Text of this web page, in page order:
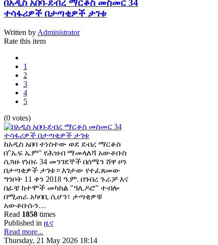
በአዲስ አበባ-ደብረ ማርቆስ መስመር 34
ተሳፋሪዎች በታጣቂዎች ታገቱ
Written by Administrator
Rate this item
1
2
3
4
5
(0 votes)
ከአዲስ አበባ ተነስተው ወደ ደብረ ማርቆስ
በ"ኤፍ ኤም" የሕዝብ ማመላለሻ አውቶቡስ
ሲጓዙ የነበሩ 34 መንገደኞች በሰሜን ሸዋ ዞን
በታጣቂዎች ታገቱ። እገታው የተፈጸመው
ግንቦት 11 ቀን 2018 ዓ.ም. በገብረ ጉራቻ እና
በፊቼ ከተሞች መካከል "ዓሊዶሮ" ተብሎ
በሚጠራ አካባቢ ሲሆን፣ ታጣቂዎቹ
አውቶቡሱን…
Read 1858 times
Published in ዜና
Read more...
Thursday, 21 May 2026 18:14